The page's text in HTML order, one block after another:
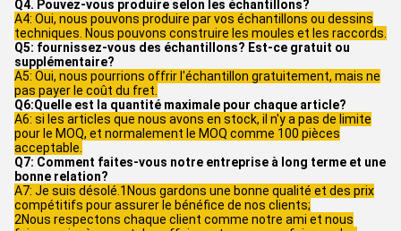
Q4. Pouvez-vous produire selon les échantillons?
A4: Oui, nous pouvons produire par vos échantillons ou dessins
techniques. Nous pouvons construire les moules et les raccords.
Q5: fournissez-vous des échantillons? Est-ce gratuit ou
supplémentaire?
A5: Oui, nous pourrions offrir l'échantillon gratuitement, mais ne
pas payer le coût du fret.
Q6:Quelle est la quantité maximale pour chaque article?
A6: si les articles que nous avons en stock, il n'y a pas de limite
pour le MOQ, et normalement le MOQ comme 100 pièces
acceptable.
Q7: Comment faites-vous notre entreprise à long terme et une
bonne relation?
A7: Je suis désolé.1Nous gardons une bonne qualité et des prix
compétitifs pour assurer le bénéfice de nos clients;
2Nous respectons chaque client comme notre ami et nous